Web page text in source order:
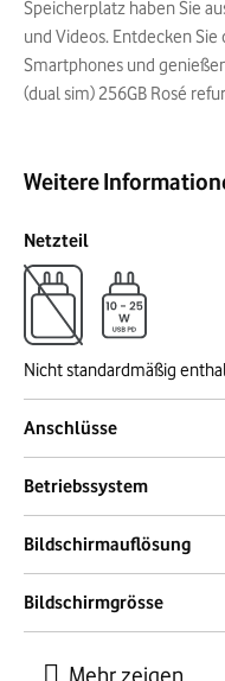
Speicherplatz haben Sie
und Videos. Entdecken
Smartphones und
(dual sim) 256GB Rosé
Weitere
Netzteil
Nicht standardmäßig
Anschlüsse
Betriebssystem
Bildschirmauflösung
Bildschirmgrösse